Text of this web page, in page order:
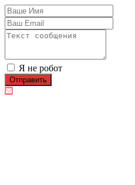
Я не робот
Отправить